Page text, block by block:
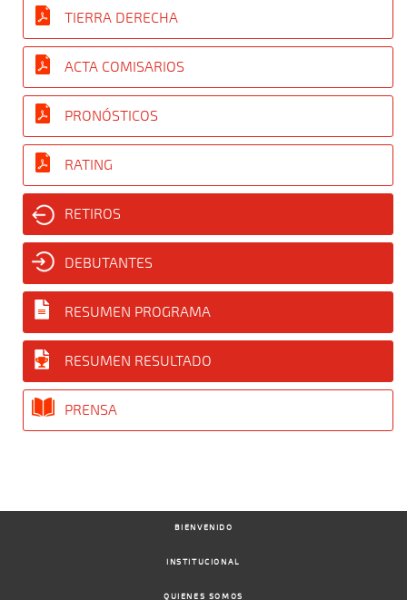
TIERRA DERECHA
ACTA COMISARIOS
PRONÓSTICOS
RATING
RETIROS
DEBUTANTES
RESUMEN PROGRAMA
RESUMEN RESULTADO
PRENSA
BIENVENIDO
INSTITUCIONAL
QUIENES SOMOS